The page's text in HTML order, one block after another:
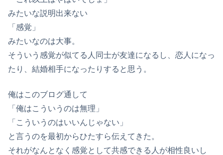
みたいな説明出来ない
「感覚」
みたいなのは大事。
そういう感覚が似てる人同士が友達になるし、恋人になっ
たり、結婚相手になったりすると思う。
俺はこのブログ通して
「俺はこういうのは無理」
「こういうのはいいんじゃない」
と言うのを最初からひたすら伝えてきた。
それがなんとなく感覚として共感できる人が相性良いし